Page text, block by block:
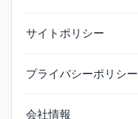
サイトポリシー
プライバシーポリシー
会社情報